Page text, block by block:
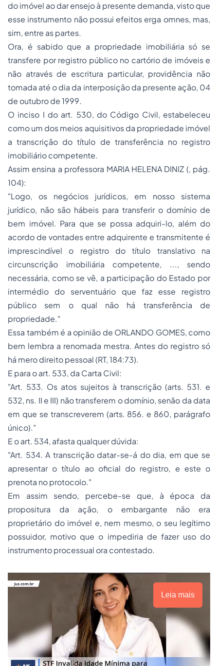
do imóvel ao dar ensejo à presente demanda, visto que
esse instrumento não possui efeitos erga omnes, mas,
sim, entre as partes.
Ora, é sabido que a propriedade imobiliária só se
transfere por registro público no cartório de imóveis e
não através de escritura particular, providência não
tomada até o dia da interposição da presente ação, 04
de outubro de 1999.
O inciso I do art. 530, do Código Civil, estabeleceu
como um dos meios aquisitivos da propriedade imóvel
a transcrição do título de transferência no registro
imobiliário competente.
Assim ensina a professora MARIA HELENA DINIZ (, pág.
104):
"Logo, os negócios jurídicos, em nosso sistema
jurídico, não são hábeis para transferir o domínio de
bem imóvel. Para que se possa adquiri-lo, além do
acordo de vontades entre adquirente e transmitente é
imprescindível o registro do título translativo na
circunscrição imobiliária competente, ..., sendo
necessária, como se vê, a participação do Estado por
intermédio do serventuário que faz esse registro
público sem o qual não há transferência de
propriedade."
Essa também é a opinião de ORLANDO GOMES, como
bem lembra a renomada mestra. Antes do registro só
há mero direito pessoal (RT, 184:73).
E para o art. 533, da Carta Civil:
"Art. 533. Os atos sujeitos à transcrição (arts. 531. e
532, ns. II e III) não transferem o domínio, senão da data
em que se transcreverem (arts. 856. e 860, parágrafo
único)."
E o art. 534, afasta qualquer dúvida:
"Art. 534. A transcrição datar-se-á do dia, em que se
apresentar o título ao oficial do registro, e este o
prenota no protocolo."
Em assim sendo, percebe-se que, à época da
propositura da ação, o embargante não era
proprietário do imóvel e, nem mesmo, o seu legítimo
possuidor, motivo que o impediria de fazer uso do
instrumento processual ora contestado.
Leia mais